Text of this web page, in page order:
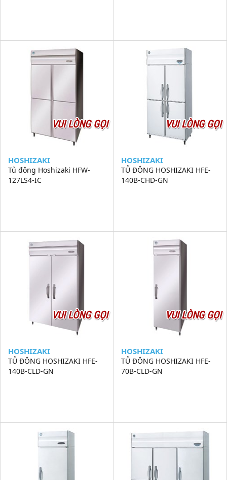
VUI LÒNG GỌI
HOSHIZAKI
Tủ đông Hoshizaki HFW-
127LS4-IC
VUI LÒNG GỌI
HOSHIZAKI
TỦ ĐÔNG HOSHIZAKI HFE-
140B-CHD-GN
VUI LÒNG GỌI
HOSHIZAKI
TỦ ĐÔNG HOSHIZAKI HFE-
140B-CLD-GN
VUI LÒNG GỌI
HOSHIZAKI
TỦ ĐÔNG HOSHIZAKI HFE-
70B-CLD-GN